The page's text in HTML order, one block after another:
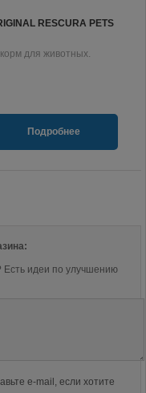
RESCURA PETS
для животных.
Подробнее
идеи по улучшению
e-mail, если хотите